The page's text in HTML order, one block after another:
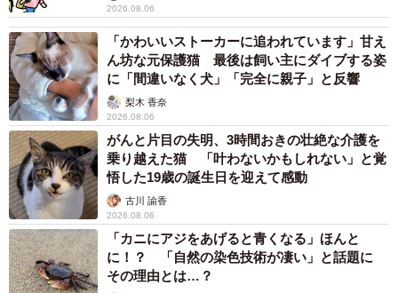
──スーパーなどでレジ待ちしている時、おじいさんのよう
に譲ってくれる方はなかなかいないかと…。今回の体験を
通じて、思ったことは。
「その店舗はいわゆる『フォーク並び』ではない個別並び
のレジだったので、今回のような出来事に出くわしまし
た。個別並びでは、譲っていただけるシーンはほぼないよ
うに思います。おじいさんの行いは、誰にでもできるほど
簡単な行いなのに、現実としてわれわれはそれに出会うこ
とが皆無であります。
2026.08.06
「かわいいストーカーに追われています」甘え
ん坊な元保護猫 最後は飼い主にダイブする姿
に「間違いなく犬」「完全に親子」と反響
梨木 香奈
2026.08.06
がんと片目の失明、3時間おきの壮絶な介護を
乗り越えた猫 「叶わないかもしれない」と覚
悟した19歳の誕生日を迎えて感動
古川 諭香
2026.08.06
「カニにアジをあげると青くなる」ほんと
に！？ 「自然の染色技術が凄い」と話題に
その理由とは…？